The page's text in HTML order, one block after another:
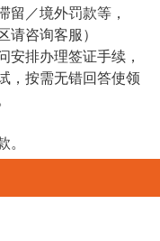
留／境外罚款等，
请咨询客服）
安排办理签证手续，
，按需无错回答使领
。